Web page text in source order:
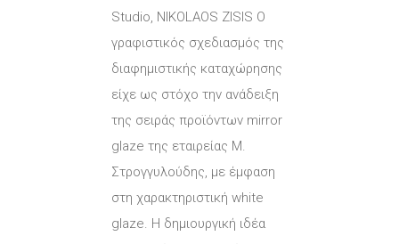
Studio, NIKOLAOS ZISIS Ο
γραφιστικός σχεδιασμός της
διαφημιστικής καταχώρησης
είχε ως στόχο την ανάδειξη
της σειράς προϊόντων mirror
glaze της εταιρείας Μ.
Στρογγυλούδης, με έμφαση
στη χαρακτηριστική white
glaze. Η δημιουργική ιδέα